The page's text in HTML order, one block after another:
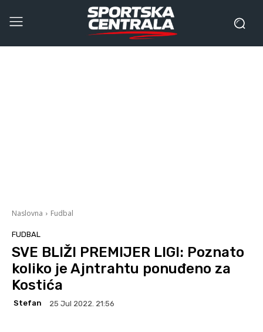
Naslovna Fudbal
FUDBAL
SVE BLIŽI PREMIJER LIGI: Poznato
koliko je Ajntrahtu ponuđeno za
Kostića
Stefan 25 Jul 2022. 21:56